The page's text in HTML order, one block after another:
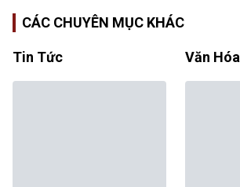
CÁC CHUYÊN MỤC KHÁC
Tin Tức Văn Hóa